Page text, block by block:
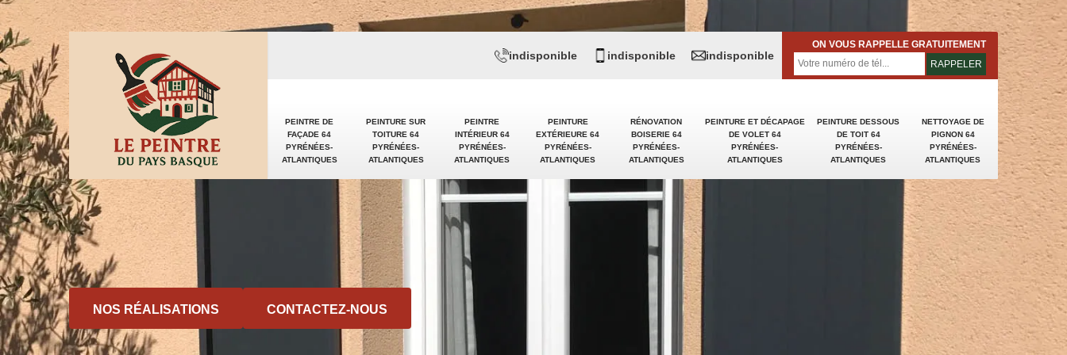
PEINTRE DE
FAÇADE 64
PYRÉNÉES-
ATLANTIQUES
PEINTURE SUR
TOITURE 64
PYRÉNÉES-
ATLANTIQUES
PEINTRE
INTÉRIEUR 64
PYRÉNÉES-
ATLANTIQUES
PEINTURE
EXTÉRIEURE 64
PYRÉNÉES-
ATLANTIQUES
RÉNOVATION
BOISERIE 64
PYRÉNÉES-
ATLANTIQUES
PEINTURE ET DÉCAPAGE
DE VOLET 64
PYRÉNÉES-
ATLANTIQUES
PEINTURE DESSOUS
DE TOIT 64
PYRÉNÉES-
ATLANTIQUES
NETTOYAGE DE
PIGNON 64
PYRÉNÉES-
ATLANTIQUES
indisponible indisponible indisponible
ON VOUS RAPPELLE GRATUITEMENT
NOS RÉALISATIONS CONTACTEZ-NOUS